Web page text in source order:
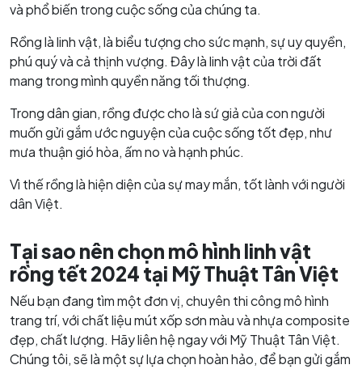
và phổ biến trong cuộc sống của chúng ta.
Rồng là linh vật, là biểu tượng cho sức mạnh, sự uy quyền,
phú quý và cả thịnh vượng. Đây là linh vật của trời đất
mang trong mình quyền năng tối thượng.
Trong dân gian, rồng được cho là sứ giả của con người
muốn gửi gắm ước nguyện của cuộc sống tốt đẹp, như
mưa thuận gió hòa, ấm no và hạnh phúc.
Vì thế rồng là hiện diện của sự may mắn, tốt lành với người
dân Việt.
Tại sao nên chọn mô hình linh vật
rồng tết 2024 tại Mỹ Thuật Tân Việt
Nếu bạn đang tìm một đơn vị, chuyên thi công mô hình
trang trí, với chất liệu mút xốp sơn màu và nhựa composite
đẹp, chất lượng. Hãy liên hệ ngay với Mỹ Thuật Tân Việt.
Chúng tôi, sẽ là một sự lựa chọn hoàn hảo, để bạn gửi gắm